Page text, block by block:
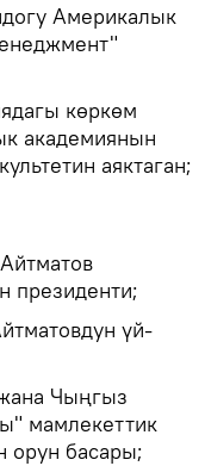
Америкалык
көркөм
академиянын
аяктаган;
президенти;
үй-
Чыңгыз
мамлекеттик
орун басары;